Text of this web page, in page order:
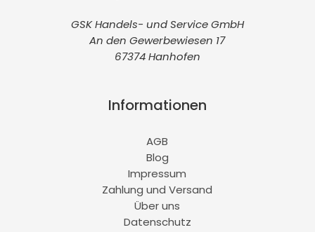
GSK Handels- und Service GmbH
An den Gewerbewiesen 17
67374 Hanhofen
Informationen
AGB
Blog
Impressum
Zahlung und Versand
Über uns
Datenschutz